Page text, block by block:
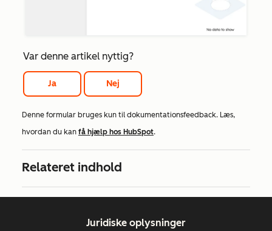
Var denne artikel nyttig?
Ja Nej
Denne formular bruges kun til dokumentationsfeedback. Læs,
hvordan du kan få hjælp hos HubSpot.
Relateret indhold
Juridiske oplysninger